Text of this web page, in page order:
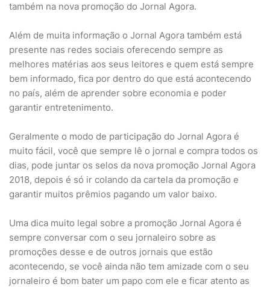
também na nova promoção do Jornal Agora.
Além de muita informação o Jornal Agora também está
presente nas redes sociais oferecendo sempre as
melhores matérias aos seus leitores e quem está sempre
bem informado, fica por dentro do que está acontecendo
no país, além de aprender sobre economia e poder
garantir entretenimento.
Geralmente o modo de participação do Jornal Agora é
muito fácil, você que sempre lê o jornal e compra todos os
dias, pode juntar os selos da nova promoção Jornal Agora
2018, depois é só ir colando da cartela da promoção e
garantir muitos prêmios pagando um valor baixo.
Uma dica muito legal sobre a promoção Jornal Agora é
sempre conversar com o seu jornaleiro sobre as
promoções desse e de outros jornais que estão
acontecendo, se você ainda não tem amizade com o seu
jornaleiro é bom bater um papo com ele e ficar atento as